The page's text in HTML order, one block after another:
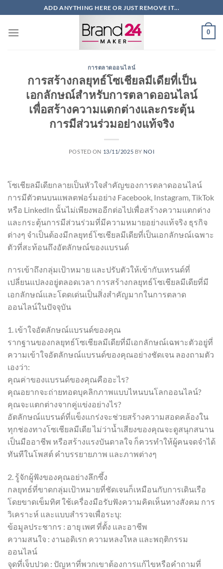
ไป
ADD ANYTHING HERE OR JUST REMOVE IT...
0
การตลาดออนไลน์
การสร้างกลยุทธ์โซเชียลมีเดียที่เป็น
เอกลักษณ์สำหรับการตลาดออนไลน์
เพื่อสร้างความแตกต่างและกระตุ้น
การมีส่วนร่วมอย่างแท้จริง
POSTED ON 13/11/2025 BY NOI
โซเชียลมีเดียกลายเป็นหัวใจสำคัญของการตลาดออนไลน์
การมีตัวตนบนแพลตฟอร์มอย่าง Facebook, Instagram, TikTok
หรือ LinkedIn นั้นไม่เพียงพออีกต่อไปเพื่อสร้างความแตกต่าง
และกระตุ้นการมีส่วนร่วมที่มีความหมายอย่างแท้จริง ธุรกิจ
ต่างๆ จำเป็นต้องมีกลยุทธ์โซเชียลมีเดียที่เป็นเอกลักษณ์เฉพาะ
ตัวที่สะท้อนถึงอัตลักษณ์ของแบรนด์
การเข้าถึงกลุ่มเป้าหมาย และปรับตัวให้เข้ากับเทรนด์ที่
เปลี่ยนแปลงอยู่ตลอดเวลา การสร้างกลยุทธ์โซเชียลมีเดียที่มี
เอกลักษณ์และโดดเด่นเป็นสิ่งสำคัญมากในการตลาด
ออนไลน์ในปัจจุบัน
1. เข้าใจอัตลักษณ์แบรนด์ของคุณ
รากฐานของกลยุทธ์โซเชียลมีเดียที่มีเอกลักษณ์เฉพาะตัวอยู่ที่
ความเข้าใจอัตลักษณ์แบรนด์ของคุณอย่างชัดเจน ลองถามตัว
เองว่า:
คุณค่าของแบรนด์ของคุณคืออะไร?
คุณอยากจะถ่ายทอดบุคลิกภาพแบบไหนบนโลกออนไลน์?
คุณจะแตกต่างจากคู่แข่งอย่างไร?
อัตลักษณ์แบรนด์ที่แข็งแกร่งจะช่วยสร้างความสอดคล้องใน
ทุกช่องทางโซเชียลมีเดีย ไม่ว่าน้ำเสียงของคุณจะดูสนุกสนาน
เป็นมืออาชีพ หรือสร้างแรงบันดาลใจ ก็ควรทำให้ผู้คนจดจำได้
ทันทีในโพสต์ คำบรรยายภาพ และภาพต่างๆ
2. รู้จักผู้ฟังของคุณอย่างลึกซึ้ง
กลยุทธ์ที่ขาดกลุ่มเป้าหมายที่ชัดเจนก็เหมือนกับการเดินเรือ
โดยขาดเข็มทิศ ใช้เครื่องมือรับฟังความคิดเห็นทางสังคม การ
วิเคราะห์ และแบบสำรวจเพื่อระบุ:
ข้อมูลประชากร : อายุ เพศ ที่ตั้ง และอาชีพ
ความสนใจ : งานอดิเรก ความหลงใหล และพฤติกรรม
ออนไลน์
จุดที่เจ็บปวด : ปัญหาที่พวกเขาต้องการแก้ไขหรือคำถามที่